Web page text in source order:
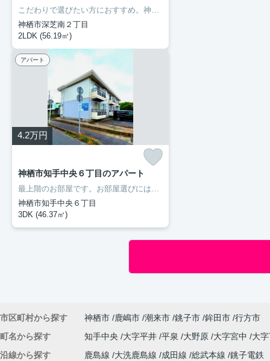
こだわりで選びたい方におすすめ。神栖市エリアで住まいをお探しなら「エクシード五郎台」。普段からパソコンを使う方にオススメ物件、ネット回線導入済み。こちらのお部屋で新しい生活を始めてみませんか。神栖市に移り住む予定なら、まずは成田線笹川近辺で検討してはいかがでしょうか。0299-97-0800からいつでも豊成管理システムに遠慮なくお問い合わせ下さい。
神栖市深芝南２丁目
2LDK (56.19㎡)
アパート
4.2万円
神栖市知手中央６丁目のアパート
最上階のお部屋です。お部屋選びには欠かせない内覧も、空き部屋であればスムーズです。二人入居が可能な物件です。室内設備はエアコン・フローリングなどが揃っているので、快適に過ごしやすいお部屋になります。多くの方にご好評をいただいている、清潔感のある賃貸物件です。神栖市の住まい探しをお手伝いします。豊成管理システムがお客様に合った住まいをご紹介いたしますので、まずはお気軽にお問い合わせ下さい。
神栖市知手中央６丁目
3DK (46.37㎡)
市区町村から探す 神栖市 鹿嶋市 潮来市 銚子市 鉾田市 行方市
町名から探す
知手中央 大字平井 平泉 大野原 大字宮中
大
沿線から探す
鹿島線 大洗鹿島線 成田線 総武本線 銚子電鉄